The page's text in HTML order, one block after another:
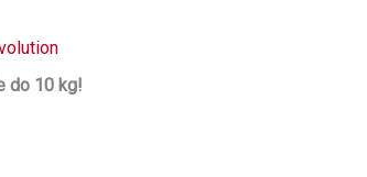
do 10 kg!